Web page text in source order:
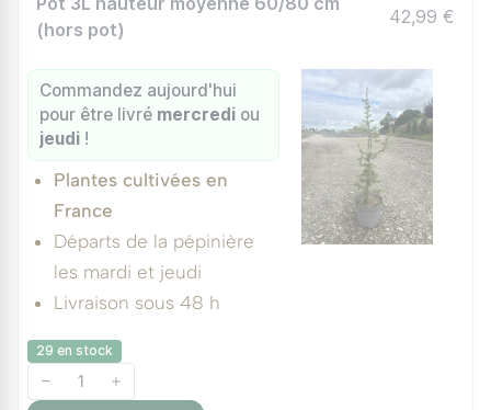
(hors pot)
42,99 €
Commandez aujourd'hui
pour être livré mercredi ou
jeudi !
Plantes cultivées en
France
Départs de la pépinière
les mardi et jeudi
Livraison sous 48 h
29 en stock